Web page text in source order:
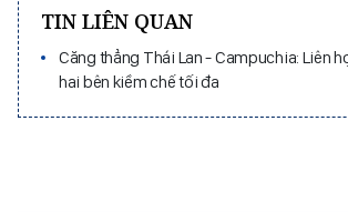
TIN LIÊN QUAN
Căng thẳng Thái Lan - Campuchia: Liên
hai bên kiềm chế tối đa